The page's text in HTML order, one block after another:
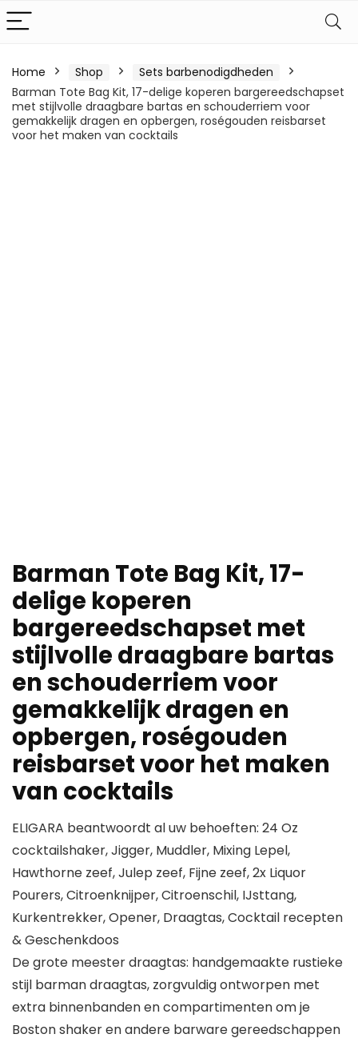
Home Shop
Sets barbenodigdheden
Barman Tote Bag Kit, 17-delige koperen bargereedschapset
met stijlvolle draagbare bartas en schouderriem voor
gemakkelijk dragen en opbergen, roségouden reisbarset
voor het maken van cocktails
Barman Tote Bag Kit, 17-
delige koperen
bargereedschapset met
stijlvolle draagbare bartas
en schouderriem voor
gemakkelijk dragen en
opbergen, roségouden
reisbarset voor het maken
van cocktails
ELIGARA beantwoordt al uw behoeften: 24 Oz
cocktailshaker, Jigger, Muddler, Mixing Lepel,
Hawthorne zeef, Julep zeef, Fijne zeef, 2x Liquor
Pourers, Citroenknijper, Citroenschil, IJsttang,
Kurkentrekker, Opener, Draagtas, Cocktail recepten
& Geschenkdoos
De grote meester draagtas: handgemaakte rustieke
stijl barman draagtas, zorgvuldig ontworpen met
extra binnenbanden en compartimenten om je
Boston shaker en andere barware gereedschappen